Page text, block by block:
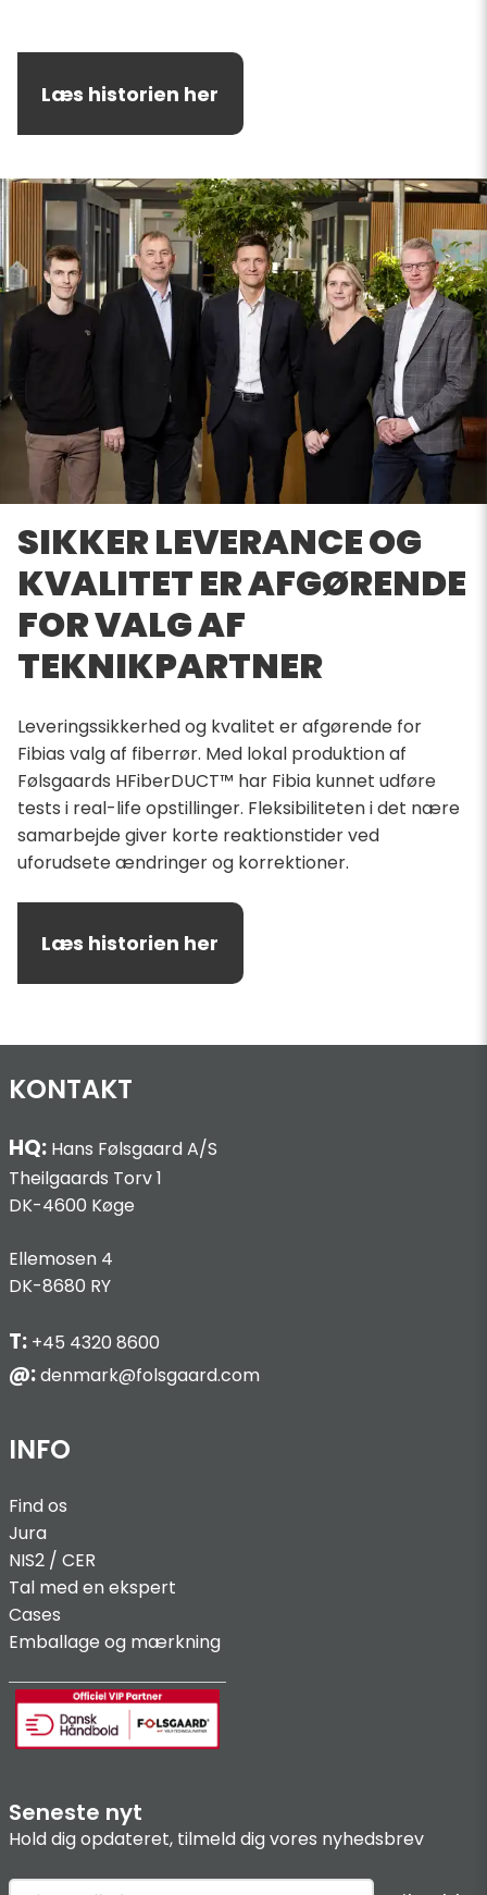
Læs historien her
SIKKER LEVERANCE OG
KVALITET ER AFGØRENDE
FOR VALG AF
TEKNIKPARTNER
Leveringssikkerhed og kvalitet er afgørende for
Fibias valg af fiberrør. Med lokal produktion af
Følsgaards HFiberDUCT™ har Fibia kunnet udføre
tests i real-life opstillinger. Fleksibiliteten i det nære
samarbejde giver korte reaktionstider ved
uforudsete ændringer og korrektioner.
Læs historien her
KONTAKT
HQ: Hans Følsgaard A/S
Theilgaards Torv 1
DK-4600 Køge
Ellemosen 4
DK-8680 RY
T: +45 4320 8600
@:denmark@folsgaard.com
INFO
Find os
Jura
NIS2 / CER
Tal med en ekspert
Cases
Emballage og mærkning
Seneste nyt
Hold dig opdateret, tilmeld dig vores nyhedsbrev